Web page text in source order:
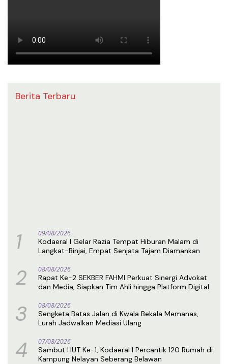
Berita Terbaru
1 09/08/2026
Kodaeral I Gelar Razia Tempat Hiburan Malam di
Langkat-Binjai, Empat Senjata Tajam Diamankan
2 08/08/2026
Rapat Ke-2 SEKBER FAHMI Perkuat Sinergi Advokat
dan Media, Siapkan Tim Ahli hingga Platform Digital
3 08/08/2026
Sengketa Batas Jalan di Kwala Bekala Memanas,
Lurah Jadwalkan Mediasi Ulang
4 07/08/2026
Sambut HUT Ke-1, Kodaeral I Percantik 120 Rumah di
Kampung Nelayan Seberang Belawan